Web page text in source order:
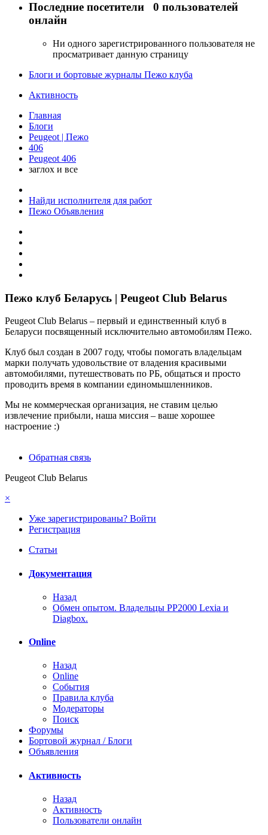
Последние посетители 0 пользователей
онлайн
Ни одного зарегистрированного пользователя не
просматривает данную страницу
Блоги и бортовые журналы Пежо клуба
Активность
Главная
Блоги
Peugeot | Пежо
406
Peugeot 406
заглох и все
Найди исполнителя для работ
Пежо Объявления
Пежо клуб Беларусь | Peugeot Club Belarus
Peugeot Club Belarus – первый и единственный клуб в
Беларуси посвященный исключительно автомобилям Пежо.
Клуб был создан в 2007 году, чтобы помогать владельцам
марки получать удовольствие от владения красивыми
автомобилями, путешествовать по РБ, общаться и просто
проводить время в компании единомышленников.
Мы не коммерческая организация, не ставим целью
извлечение прибыли, наша миссия – ваше хорошее
настроение :)
Обратная связь
Peugeot Club Belarus
×
Уже зарегистрированы? Войти
Регистрация
Статьи
Документация
Назад
Обмен опытом. Владельцы PP2000 Lexia и
Diagbox.
Online
Назад
Online
События
Правила клуба
Модераторы
Поиск
Форумы
Бортовой журнал / Блоги
Объявления
Активность
Назад
Активность
Пользователи онлайн